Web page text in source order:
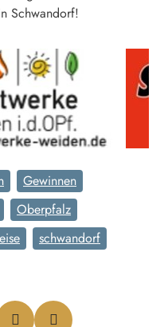
Schwandorf!
Gewinnen
Oberpfalz
schwandorf